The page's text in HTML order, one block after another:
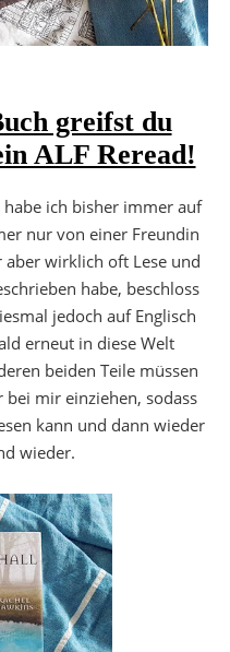
greifst du
ALF Reread!
habe ich bisher immer auf
nur von einer Freundin
aber wirklich oft Lese und
habe, beschloss
jedoch auf Englisch
erneut in diese Welt
beiden Teile müssen
bei mir einziehen, sodass
kann und dann wieder
wieder.